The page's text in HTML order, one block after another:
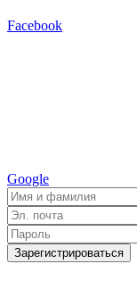
Facebook
Google
Зарегистрироваться